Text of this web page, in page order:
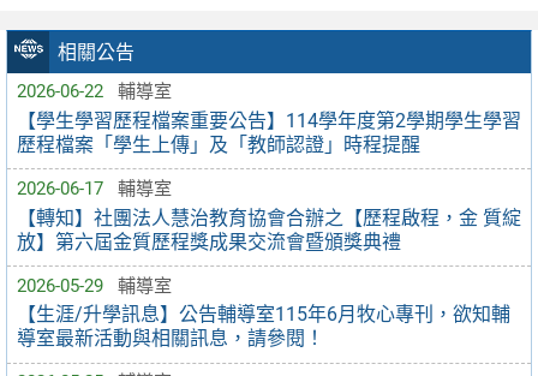
相關公告
2026-06-22 輔導室
【學生學習歷程檔案重要公告】114學年度第2學期學生學習
歷程檔案「學生上傳」及「教師認證」時程提醒
2026-06-17 輔導室
【轉知】社團法人慧治教育協會合辦之【歷程啟程，金 質綻
放】第六屆金質歷程獎成果交流會暨頒獎典禮
2026-05-29 輔導室
【生涯/升學訊息】公告輔導室115年6月牧心專刊，欲知輔
導室最新活動與相關訊息，請參閱！